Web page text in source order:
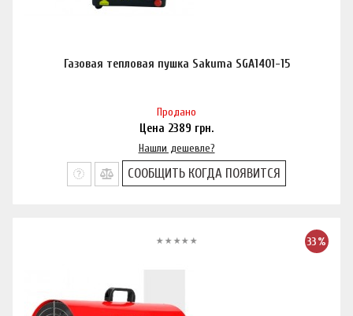
Газовая тепловая пушка Sakuma SGA1401-15
Продано
Цена 2389 грн.
Нашли дешевле?
СООБЩИТЬ КОГДА ПОЯВИТСЯ
33%